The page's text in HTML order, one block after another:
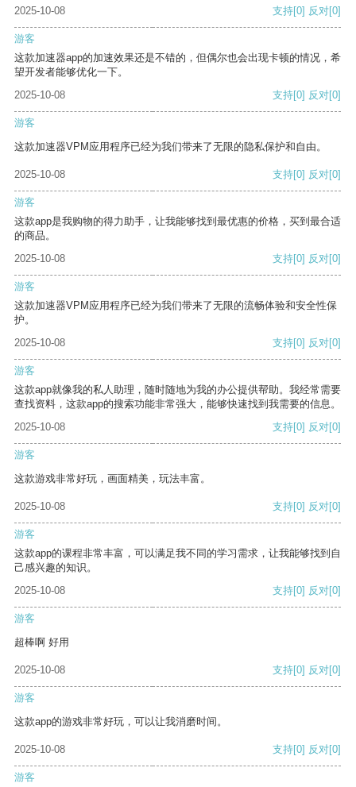
2025-10-08
支持[0] 反对[0]
游客
这款加速器app的加速效果还是不错的，但偶尔也会出现卡顿的情况，希
望开发者能够优化一下。
2025-10-08
支持[0] 反对[0]
游客
这款加速器VPM应用程序已经为我们带来了无限的隐私保护和自由。
2025-10-08 支持[0] 反对[0]
游客
这款app是我购物的得力助手，让我能够找到最优惠的价格，买到最合适
的商品。
2025-10-08
支持[0] 反对[0]
游客
这款加速器VPM应用程序已经为我们带来了无限的流畅体验和安全性保
护。
2025-10-08
支持[0] 反对[0]
游客
这款app就像我的私人助理，随时随地为我的办公提供帮助。我经常需要
查找资料，这款app的搜索功能非常强大，能够快速找到我需要的信息。
2025-10-08
支持[0] 反对[0]
游客
这款游戏非常好玩，画面精美，玩法丰富。
2025-10-08 支持[0] 反对[0]
游客
这款app的课程非常丰富，可以满足我不同的学习需求，让我能够找到自
己感兴趣的知识。
2025-10-08
支持[0] 反对[0]
游客
超棒啊 好用
2025-10-08 支持[0] 反对[0]
游客
这款app的游戏非常好玩，可以让我消磨时间。
2025-10-08 支持[0] 反对[0]
游客